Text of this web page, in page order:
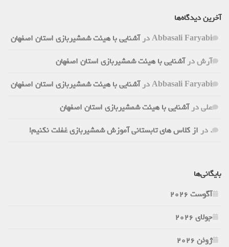
آخرین دیدگاه‌ها
Abbasali Faryabiدرآشنایی با هیئت شمشیربازی استان اصفهان
آرشدرآشنایی با هیئت شمشیربازی استان اصفهان
Abbasali Faryabiدرآشنایی با هیئت شمشیربازی استان اصفهان
علیدرآشنایی با هیئت شمشیربازی استان اصفهان
.دراز کلاس های تابستانی آموزش شمشیربازی غفلت نکنیم!
بایگانی‌ها
آگوست 2026
جولای 2026
ژوئن 2026